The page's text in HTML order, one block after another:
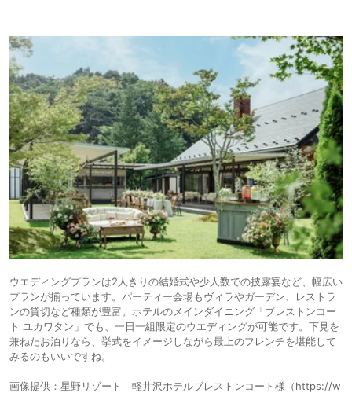
ウエディングプランは2人きりの結婚式や少人数での披露宴など、幅広い
プランが揃っています。パーティー会場もヴィラやガーデン、レストラ
ンの貸切など種類が豊富。ホテルのメインダイニング「ブレストンコー
ト ユカワタン」でも、一日一組限定のウエディングが可能です。下見を
兼ねたお泊りなら、挙式をイメージしながら最上のフレンチを堪能して
みるのもいいですね。
画像提供：星野リゾート 軽井沢ホテルブレストンコート様（https://w